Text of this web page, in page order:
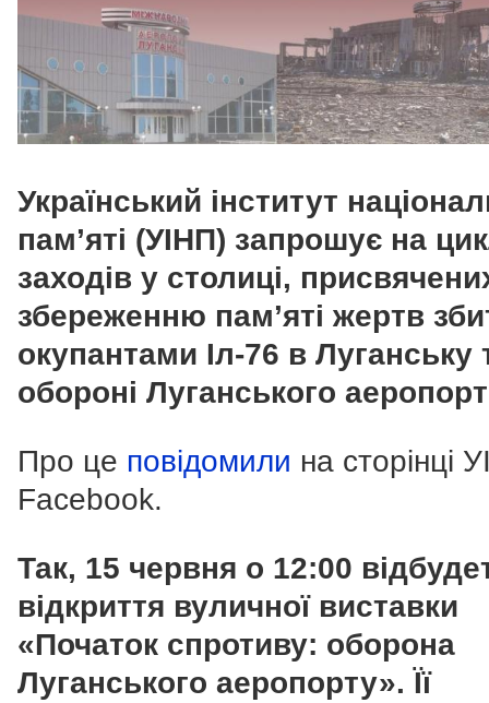
Український інститут
пам’яті (УІНП) запрошує на
заходів у столиці,
збереженню пам’яті жертв
окупантами Іл-76 в Луганську
обороні Луганського
Про це повідомили на сторінці
Facebook.
Так, 15 червня о 12:00
відкриття вуличної виставки
«Початок спротиву: оборона
Луганського аеропорту». Її